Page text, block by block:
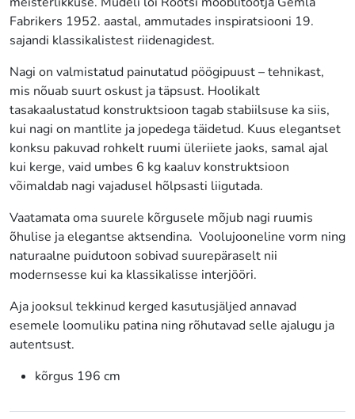
Fabrikers 1952. aastal, ammutades inspiratsiooni 19.
sajandi klassikalistest riidenagidest.
Nagi on valmistatud painutatud pöögipuust – tehnikast,
mis nõuab suurt oskust ja täpsust. Hoolikalt
tasakaalustatud konstruktsioon tagab stabiilsuse ka siis,
kui nagi on mantlite ja jopedega täidetud. Kuus elegantset
konksu pakuvad rohkelt ruumi üleriiete jaoks, samal ajal
kui kerge, vaid umbes 6 kg kaaluv konstruktsioon
võimaldab nagi vajadusel hõlpsasti liigutada.
Vaatamata oma suurele kõrgusele mõjub nagi ruumis
õhulise ja elegantse aktsendina. Voolujooneline vorm ning
naturaalne puidutoon sobivad suurepäraselt nii
modernsesse kui ka klassikalisse interjööri.
Aja jooksul tekkinud kerged kasutusjäljed annavad
esemele loomuliku patina ning rõhutavad selle ajalugu ja
autentsust.
kõrgus 196 cm